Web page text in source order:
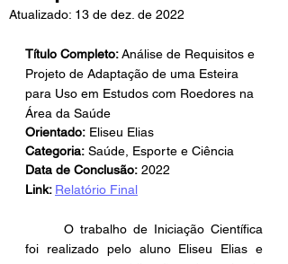
Atualizado: 13 de dez. de 2022
Título Completo: Análise de Requisitos e
Projeto de Adaptação de uma Esteira
para Uso em Estudos com Roedores na
Área da Saúde
Orientado: Eliseu Elias
Categoria: Saúde, Esporte e Ciência
Data de Conclusão: 2022
Link: Relatório Final
foi realizado pelo aluno Eliseu Elias e